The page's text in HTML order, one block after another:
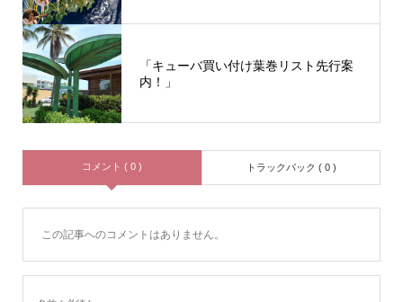
「キューバ買い付け葉巻リスト先行案
内！」
コメント ( 0 ) トラックバック ( 0 )
この記事へのコメントはありません。